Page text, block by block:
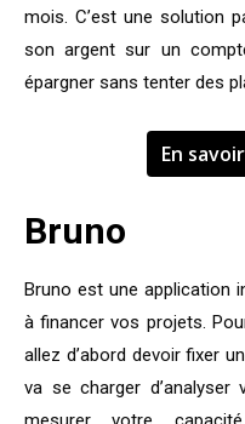
mois. C’est une solution
son argent sur un
épargner sans tenter des
En
Bruno
Bruno est une application
à financer vos projets.
allez d’abord devoir fixer
va se charger